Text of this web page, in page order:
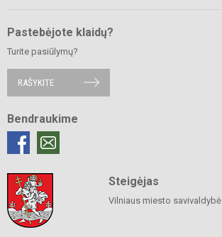
Pastebėjote klaidų?
Turite pasiūlymų?
RAŠYKITE
Bendraukime
Steigėjas
Vilniaus miesto savivaldybė